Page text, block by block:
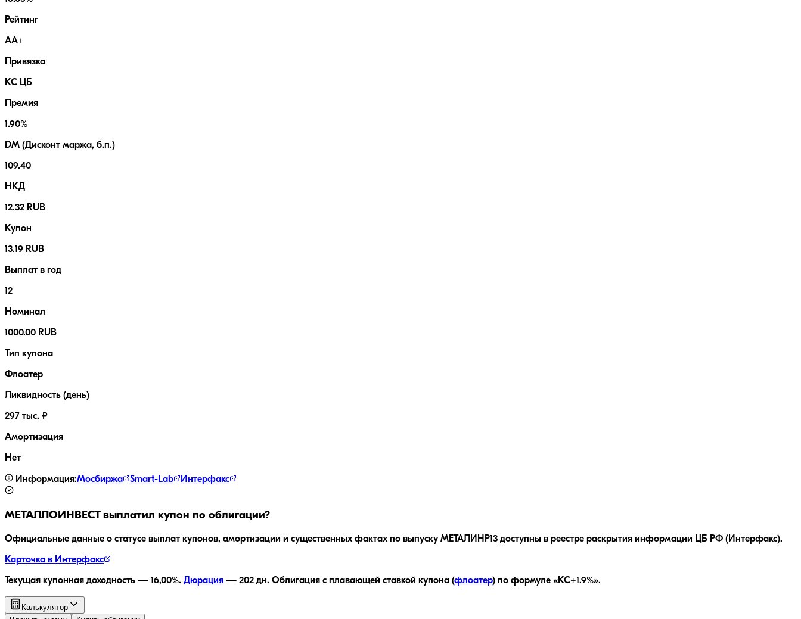
Рейтинг
AA+
Привязка
КС ЦБ
Премия
1.90%
DM (Дисконт маржа, б.п.)
109.40
НКД
12.32 RUB
Купон
13.19 RUB
Выплат в год
12
Номинал
1000.00 RUB
Тип купона
Флоатер
Ликвидность (день)
297 тыс. ₽
Амортизация
Нет
Информация:Мосбиржа Smart-Lab Интерфакс
МЕТАЛЛОИНВЕСТвыплатил купон по облигации?
Официальные данные о статусе выплат купонов, амортизации и существенных фактах по выпуску МЕТАЛИНP13 доступны в реестре раскрытия информации ЦБ РФ (Интерфакс).
Карточка в Интерфакс
Текущая купонная доходность — 16,00%. Дюрация — 202 дн. Облигация с плавающей ставкой купона (флоатер) по формуле «КС+1.9%».
Калькулятор